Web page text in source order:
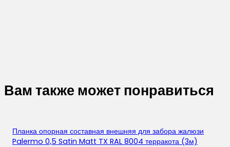
Вам также может понравиться
Планка опорная составная внешняя для забора жалюзи
Palermo 0,5 Satin Matt TX RAL 8004 терракота (3м)